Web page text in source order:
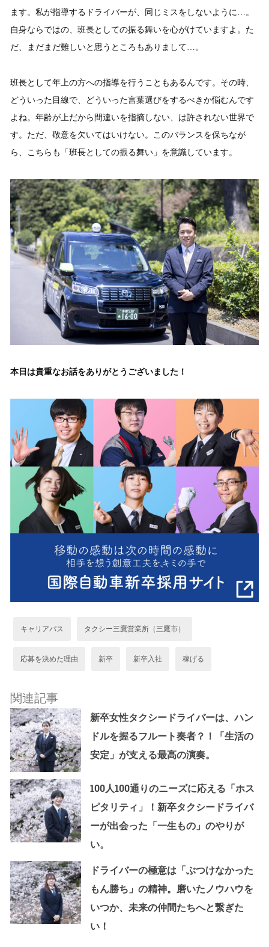
ます。私が指導するドライバーが、同じミスをしないように…。
自身ならではの、班長としての振る舞いを心がけていますよ。た
だ、まだまだ難しいと思うところもありまして…。
班長として年上の方への指導を行うこともあるんです。その時、
どういった目線で、どういった言葉選びをするべきか悩むんです
よね。年齢が上だから間違いを指摘しない、は許されない世界で
す。ただ、敬意を欠いてはいけない。このバランスを保ちなが
ら、こちらも「班長としての振る舞い」を意識しています。
本日は貴重なお話をありがとうございました！
キャリアパス タクシー三鷹営業所（三鷹市）
応募を決めた理由 新卒 新卒入社 稼げる
関連記事
新卒女性タクシードライバーは、ハン
ドルを握るフルート奏者？！「生活の
安定」が支える最高の演奏。
100人100通りのニーズに応える「ホス
ピタリティ」！新卒タクシードライバ
ーが出会った「一生もの」のやりが
い。
ドライバーの極意は「ぶつけなかった
もん勝ち」の精神。磨いたノウハウを
いつか、未来の仲間たちへと繋ぎた
い！